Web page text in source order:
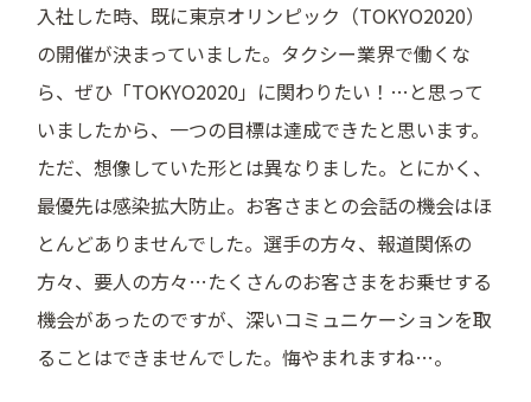
入社した時、既に東京オリンピック（TOKYO2020）
の開催が決まっていました。タクシー業界で働くな
ら、ぜひ「TOKYO2020」に関わりたい！…と思って
いましたから、一つの目標は達成できたと思います。
ただ、想像していた形とは異なりました。とにかく、
最優先は感染拡大防止。お客さまとの会話の機会はほ
とんどありませんでした。選手の方々、報道関係の
方々、要人の方々…たくさんのお客さまをお乗せする
機会があったのですが、深いコミュニケーションを取
ることはできませんでした。悔やまれますね…。